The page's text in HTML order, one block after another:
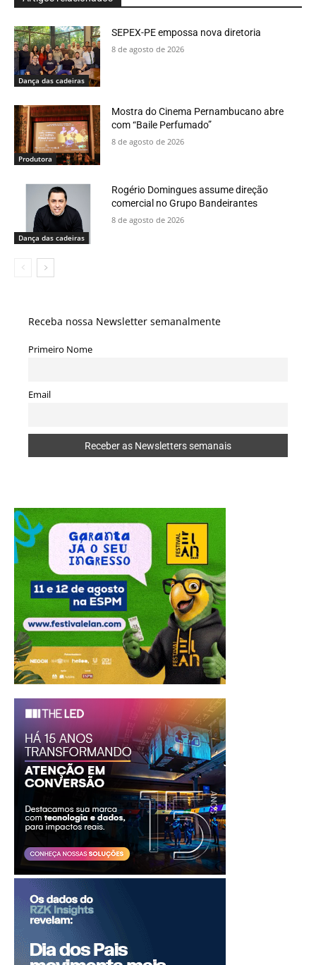
Dança das cadeiras
SEPEX-PE empossa nova diretoria
8 de agosto de 2026
Produtora
Mostra do Cinema Pernambucano abre
com “Baile Perfumado”
8 de agosto de 2026
Dança das cadeiras
Rogério Domingues assume direção
comercial no Grupo Bandeirantes
8 de agosto de 2026
Receba nossa Newsletter semanalmente
Primeiro Nome
Email